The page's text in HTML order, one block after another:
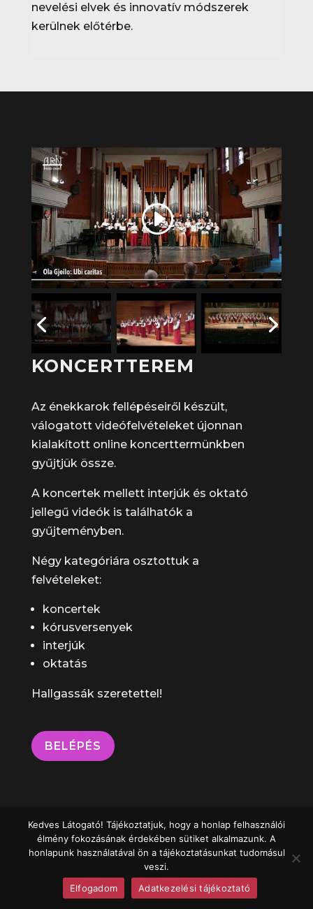
nevelési elvek és innovatív módszerek
kerülnek előtérbe.
KONCERTTEREM
Az énekkarok fellépéseiről készült,
válogatott videófelvételeket újonnan
kialakított online koncerttermünkben
gyűjtjük össze.
A koncertek mellett interjúk és oktató
jellegű videók is találhatók a
gyűjteményben.
Négy kategóriára osztottuk a
felvételeket:
koncertek
kórusversenyek
interjúk
oktatás
Hallgassák szeretettel!
BELÉPÉS
Kedves Látogató! Tájékoztatjuk, hogy a honlap felhasználói
élmény fokozásának érdekében sütiket alkalmazunk. A
honlapunk használatával ön a tájékoztatásunkat tudomásul
veszi.
Elfogadom
Adatkezelési tájékoztató